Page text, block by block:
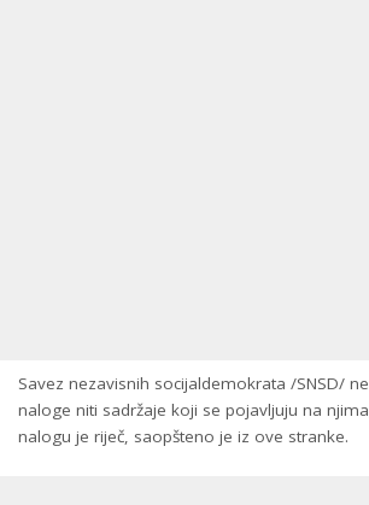
Savez nezavisnih socijaldemokrata /SNSD/
naloge niti sadržaje koji se pojavljuju na
nalogu je riječ, saopšteno je iz ove stranke.